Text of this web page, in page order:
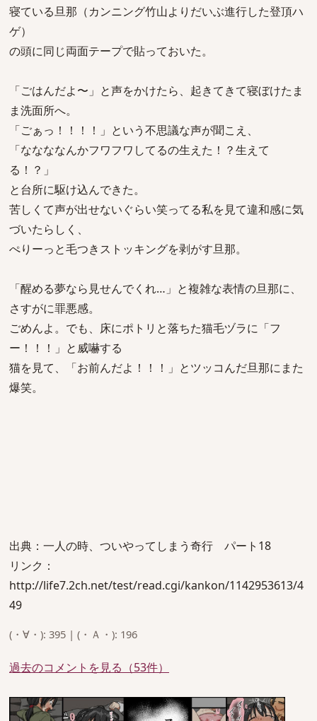
寝ている旦那（カンニング竹山よりだいぶ進行した登頂ハ
ゲ）
の頭に同じ両面テープで貼っておいた。
「ごはんだよ〜」と声をかけたら、起きてきて寝ぼけたま
ま洗面所へ。
「ごぁっ！！！！」という不思議な声が聞こえ、
「ななななんかフワフワしてるの生えた！？生えて
る！？」
と台所に駆け込んできた。
苦しくて声が出せないぐらい笑ってる私を見て違和感に気
づいたらしく、
ぺりーっと毛つきストッキングを剥がす旦那。
「醒める夢なら見せんでくれ…」と複雑な表情の旦那に、
さすがに罪悪感。
ごめんよ。でも、床にポトリと落ちた猫毛ヅラに「フ
ー！！！」と威嚇する
猫を見て、「お前んだよ！！！」とツッコんだ旦那にまた
爆笑。
出典：一人の時、ついやってしまう奇行 パート18
リンク：
http://life7.2ch.net/test/read.cgi/kankon/1142953613/4
49
(・∀・): 395 | (・Ａ・): 196
過去のコメントを見る（53件）